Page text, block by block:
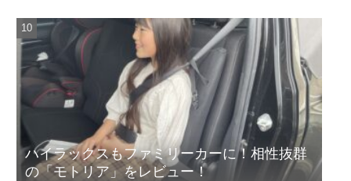
ハイラックスもファミリーカーに！相性抜群
の「モトリア」をレビュー！